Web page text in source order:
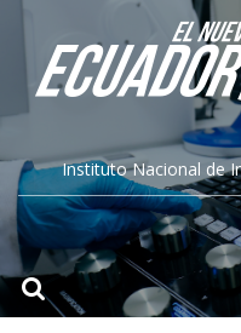
Instituto Nacional de